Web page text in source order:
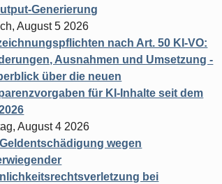
Generierung
August 5 2026
nach Art. 50 KI-VO:
Ausnahmen und Umsetzung -
über die neuen
für KI-Inhalte seit dem
August 4 2026
wegen
bei